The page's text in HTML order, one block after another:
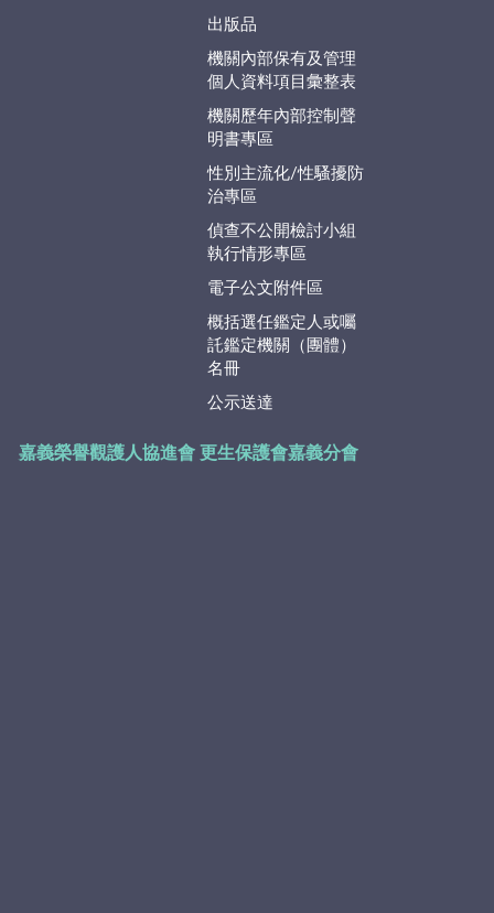
出版品
機關內部保有及管理
個人資料項目彙整表
機關歷年內部控制聲
明書專區
性別主流化/性騷擾防
治專區
偵查不公開檢討小組
執行情形專區
電子公文附件區
概括選任鑑定人或囑
託鑑定機關（團體）
名冊
公示送達
嘉義榮譽觀護人協進會 更生保護會嘉義分會